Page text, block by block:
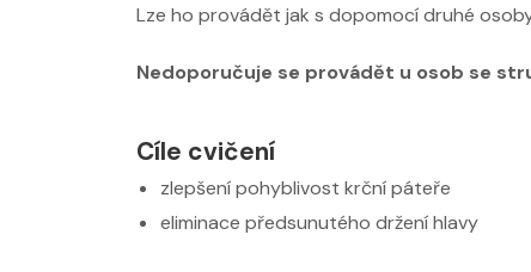
Lze ho provádět jak s dopomocí druhé
Nedoporučuje se provádět u osob se
Cíle cvičení
zlepšení pohyblivost krční páteře
eliminace předsunutého držení hlavy